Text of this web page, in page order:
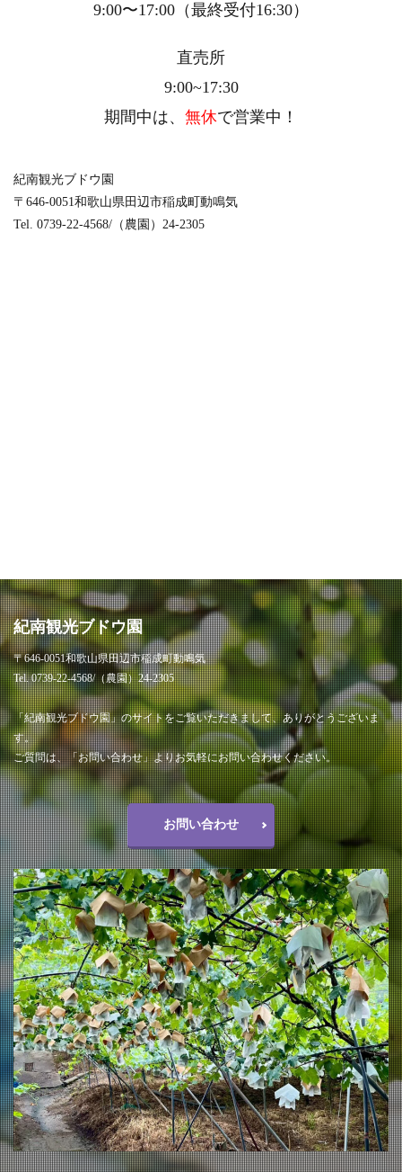
9:00〜17:00（最終受付16:30）
直売所
9:00~17:30
期間中は、 無休で営業中！
紀南観光ブドウ園
〒646-0051和歌山県田辺市稲成町動鳴気
Tel. 0739-22-4568/（農園）24-2305
紀南観光ブドウ園
〒646-0051和歌山県田辺市稲成町動鳴気
Tel. 0739-22-4568/（農園）24-2305
「紀南観光ブドウ園」のサイトをご覧いただきまして、ありがとうございま
す。
ご質問は、「お問い合わせ」よりお気軽にお問い合わせください。
お問い合わせ